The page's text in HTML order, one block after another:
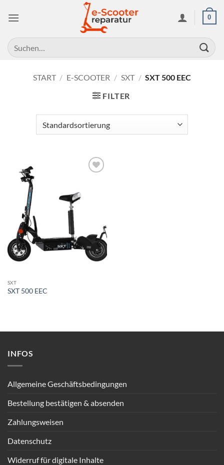
Inhalt
0
Suchen
nach:
START / E-SCOOTER / SXT / SXT 500 EEC
FILTER
SXT
SXT 500 EEC
INFOS
Allgemeine Geschäftsbedingungen
Bestellung bestätigen & absenden
Zahlungsweisen
Datenschutz
Widerruf für digitale Inhalte